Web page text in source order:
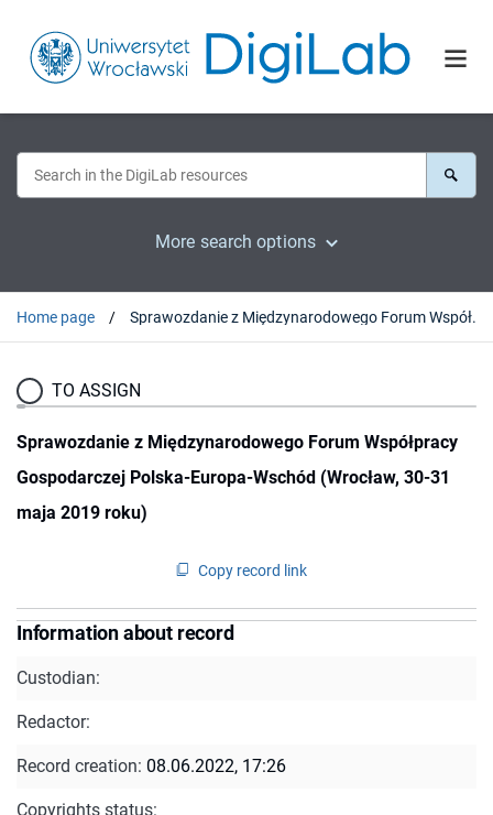
More search options
Home page Sprawozdanie z Międzynarodowego Forum Współpracy Gospodarczej Polska-Europa-Wschód (Wrocław, 30-31 maja 2019 roku)
TO ASSIGN
Sprawozdanie z Międzynarodowego Forum Współpracy
Gospodarczej Polska-Europa-Wschód (Wrocław, 30-31
maja 2019 roku)
Copy record link
Information about record
Custodian:
Redactor:
Record creation: 08.06.2022, 17:26
Copyrights status: